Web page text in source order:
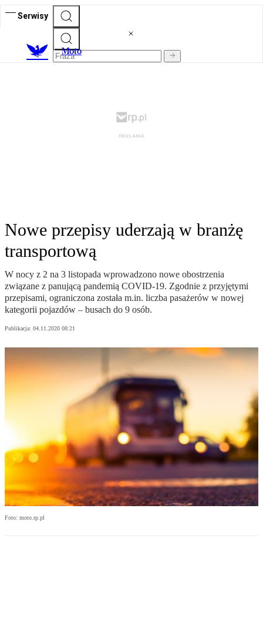
Serwisy
Moto
Nowe przepisy uderzają w branżę
transportową
W nocy z 2 na 3 listopada wprowadzono nowe obostrzenia
związane z panującą pandemią COVID-19. Zgodnie z przyjętymi
przepisami, ograniczona została m.in. liczba pasażerów w nowej
kategorii pojazdów – busach do 9 osób.
Publikacja: 04.11.2020 08:21
Foto: moto.rp.pl